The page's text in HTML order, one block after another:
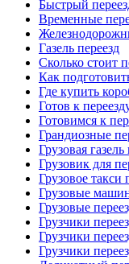
Быстрый
Временные
Газель переезд
Сколько стоит
Как
Где купить
Готов к
Готовимся к
Грандиозные
Грузовая газель
Грузовик для
Грузовое такси
Грузовые
Грузовые
Грузчики
Грузчики
Грузчики